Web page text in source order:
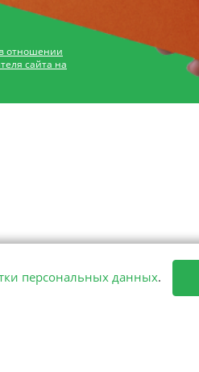
отношении
сайта на
персональных данных.